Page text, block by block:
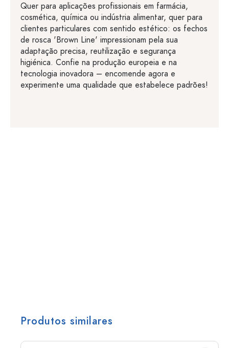
Quer para aplicações profissionais em farmácia,
cosmética, química ou indústria alimentar, quer para
clientes particulares com sentido estético: os fechos
de rosca 'Brown Line' impressionam pela sua
adaptação precisa, reutilização e segurança
higiénica. Confie na produção europeia e na
tecnologia inovadora – encomende agora e
experimente uma qualidade que estabelece padrões!
Produtos similares